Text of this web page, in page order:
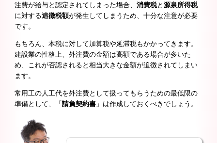
注費が給与と認定されてしまった場合、 消費税と源泉所得税
に対する追徴税額が発生してしまうため、十分な注意が必要
です。
もちろん、本税に対して加算税や延滞税もかかってきます。
建設業の性格上、外注費の金額は高額である場合が多いた
め、これが否認されると相当大きな金額が追徴されてしまい
ます。
常用工の人工代を外注費として扱ってもらうための最低限の
準備として、「請負契約書 」は作成しておくべきでしょう。